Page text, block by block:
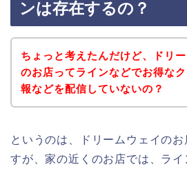
ンは存在するの？
ちょっと考えたんだけど、ドリ
のお店ってラインなどでお得な
報などを配信していないの？
というのは、ドリームウェイの
すが、家の近くのお店では、ライ